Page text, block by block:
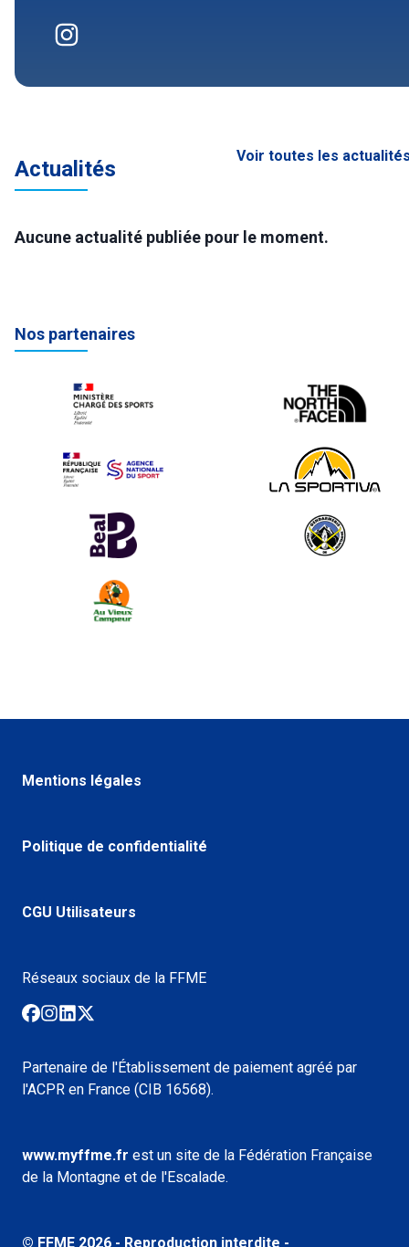
Actualités
Voir toutes les
Aucune actualité publiée pour le moment.
Nos partenaires
Mentions légales
Politique de confidentialité
CGU Utilisateurs
Partenaire de l'Établissement de paiement agréé par
l'ACPR en France (CIB 16568).
www.myffme.fr est un site de la Fédération Française
de la Montagne et de l'Escalade.
Réseaux sociaux de la FFME
© FFME 2026 - Reproduction interdite -